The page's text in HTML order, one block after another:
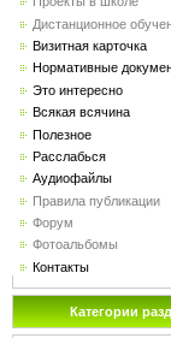
Дистанционное
Визитная карточка
Нормативные
Это интересно
Всякая всячина
Полезное
Расслабься
Аудиофайлы
Правила публикации
Форум
Фотоальбомы
Контакты
Категории